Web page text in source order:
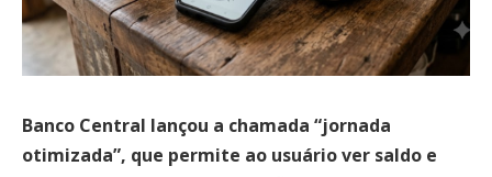
Banco Central lançou a chamada “jornada
otimizada”, que permite ao usuário ver saldo e